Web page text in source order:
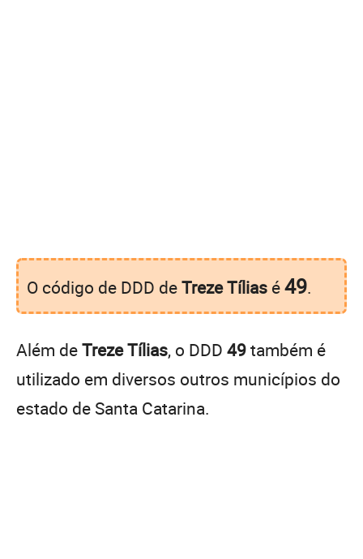
O código de DDD deTreze Tílias é49.
Além deTreze Tílias, o DDD 49também é
utilizado em diversos outros municípios do
estado de Santa Catarina.